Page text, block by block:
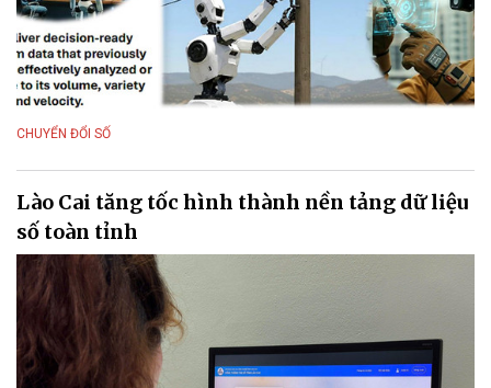
CHUYỂN ĐỔI SỐ
Lào Cai tăng tốc hình thành nền tảng dữ liệu
số toàn tỉnh